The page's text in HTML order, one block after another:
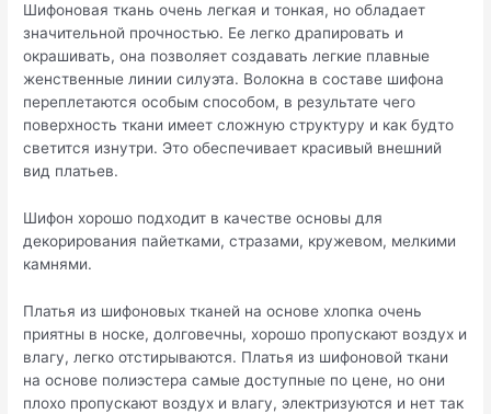
Шифоновая ткань очень легкая и тонкая, но обладает
значительной прочностью. Ее легко драпировать и
окрашивать, она позволяет создавать легкие плавные
женственные линии силуэта. Волокна в составе шифона
переплетаются особым способом, в результате чего
поверхность ткани имеет сложную структуру и как будто
светится изнутри. Это обеспечивает красивый внешний
вид платьев.
Шифон хорошо подходит в качестве основы для
декорирования пайетками, стразами, кружевом, мелкими
камнями.
Платья из шифоновых тканей на основе хлопка очень
приятны в носке, долговечны, хорошо пропускают воздух и
влагу, легко отстирываются. Платья из шифоновой ткани
на основе полиэстера самые доступные по цене, но они
плохо пропускают воздух и влагу, электризуются и нет так